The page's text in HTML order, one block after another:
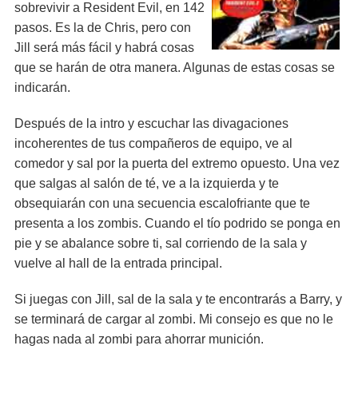
sobrevivir a Resident Evil, en 142
pasos. Es la de Chris, pero con
Jill será más fácil y habrá cosas
que se harán de otra manera. Algunas de estas cosas se
indicarán.
Después de la intro y escuchar las divagaciones
incoherentes de tus compañeros de equipo, ve al
comedor y sal por la puerta del extremo opuesto. Una vez
que salgas al salón de té, ve a la izquierda y te
obsequiarán con una secuencia escalofriante que te
presenta a los zombis. Cuando el tío podrido se ponga en
pie y se abalance sobre ti, sal corriendo de la sala y
vuelve al hall de la entrada principal.
Si juegas con Jill, sal de la sala y te encontrarás a Barry, y
se terminará de cargar al zombi. Mi consejo es que no le
hagas nada al zombi para ahorrar munición.